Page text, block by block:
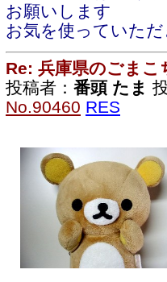
お願いします
お気を使っていた
Re: 兵庫県のごまこ
投稿者： 番頭 たま
No.90460 RES